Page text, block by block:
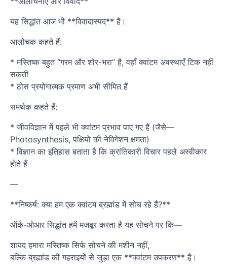
यह सिद्धांत आज भी **विवादास्पद** है।
आलोचक कहते हैं:
* मस्तिष्क बहुत “गरम और शोर-भरा” है, वहाँ क्वांटम अवस्थाएँ टिक नहीं
सकतीं
* ठोस प्रयोगात्मक प्रमाण अभी सीमित हैं
समर्थक कहते हैं:
* जीवविज्ञान में पहले भी क्वांटम प्रभाव पाए गए हैं (जैसे—
Photosynthesis, पक्षियों की नेविगेशन क्षमता)
* विज्ञान का इतिहास बताता है कि क्रांतिकारी विचार पहले अस्वीकार
होते हैं
—
**निष्कर्ष: क्या हम एक क्वांटम ब्रह्मांड में सोच रहे हैं?**
ऑर्क-ओआर सिद्धांत हमें मजबूर करता है यह सोचने पर कि—
शायद हमारा मस्तिष्क सिर्फ सोचने की मशीन नहीं,
बल्कि ब्रह्मांड की गहराइयों से जुड़ा एक **क्वांटम उपकरण** है।